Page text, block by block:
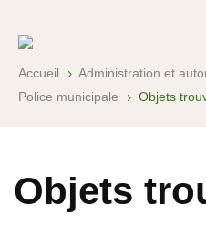
Accueil 5 Administration et
Police municipale 5 Objets
Objets